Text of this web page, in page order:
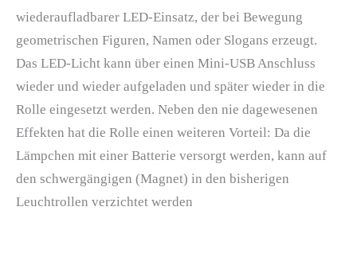
wiederaufladbarer LED-Einsatz, der bei Bewegung
geometrischen Figuren, Namen oder Slogans erzeugt.
Das LED-Licht kann über einen Mini-USB Anschluss
wieder und wieder aufgeladen und später wieder in die
Rolle eingesetzt werden. Neben den nie dagewesenen
Effekten hat die Rolle einen weiteren Vorteil: Da die
Lämpchen mit einer Batterie versorgt werden, kann auf
den schwergängigen (Magnet) in den bisherigen
Leuchtrollen verzichtet werden